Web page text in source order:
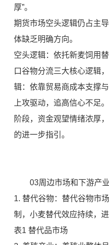
厚”。
期货市场空头逻辑仍占主
体缺乏明确方向。
空头逻辑：依托新麦饲用
口谷物分流三大核心逻辑
辑：依靠贸易商成本支撑
上攻驱动，追高信心不足
阶段，资金观望情绪浓厚
的进一步指引。
03周边市场和下游产业
1. 替代谷物：替代谷物市
制，小麦替代效应持续，
表1 替代品市场